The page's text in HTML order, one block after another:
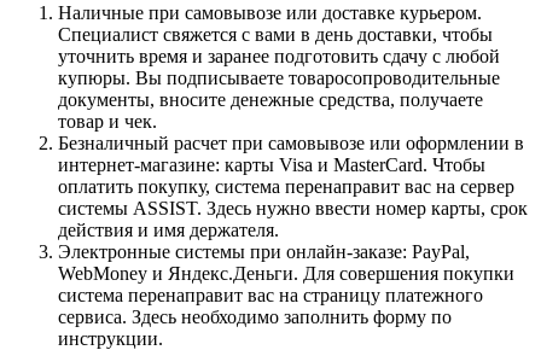
Наличные при самовывозе или доставке курьером.
Специалист свяжется с вами в день доставки, чтобы
уточнить время и заранее подготовить сдачу с любой
купюры. Вы подписываете товаросопроводительные
документы, вносите денежные средства, получаете
товар и чек.
Безналичный расчет при самовывозе или оформлении в
интернет-магазине: карты Visa и MasterCard. Чтобы
оплатить покупку, система перенаправит вас на сервер
системы ASSIST. Здесь нужно ввести номер карты, срок
действия и имя держателя.
Электронные системы при онлайн-заказе: PayPal,
WebMoney и Яндекс.Деньги. Для совершения покупки
система перенаправит вас на страницу платежного
сервиса. Здесь необходимо заполнить форму по
инструкции.